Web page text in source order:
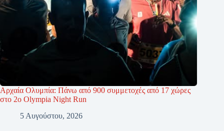
Αρχαία Ολυμπία: Πάνω από 900 συμμετοχές από 17 χώρες
στο 2ο Olympia Night Run
5 Αυγούστου, 2026